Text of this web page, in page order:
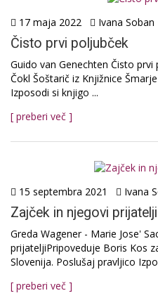
17 maja 2022 Ivana Soban
Čisto prvi poljubček
Guido van Genechten Čisto
Čokl Šoštarič iz Knjižnice
Izposodi si knjigo ...
[ preberi več ]
15 septembra 2021 Ivana
Zajček in njegovi prijatelji
Greda Wagener - Marie Jose'
prijateljiPripoveduje Boris Kos
Slovenija. Poslušaj pravljico
[ preberi več ]